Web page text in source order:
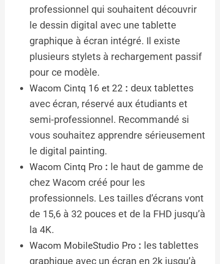
professionnel qui souhaitent découvrir
le dessin digital avec une tablette
graphique à écran intégré. Il existe
plusieurs stylets à rechargement passif
pour ce modèle.
Wacom Cintq 16 et 22 : deux tablettes
avec écran, réservé aux étudiants et
semi-professionnel. Recommandé si
vous souhaitez apprendre sérieusement
le digital painting.
Wacom Cintq Pro : le haut de gamme de
chez Wacom créé pour les
professionnels. Les tailles d’écrans vont
de 15,6 à 32 pouces et de la FHD jusqu’à
la 4K.
Wacom MobileStudio Pro : les tablettes
graphique avec un écran en 2k jusqu’à